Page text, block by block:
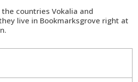
countries Vokalia and
live in Bookmarksgrove right at